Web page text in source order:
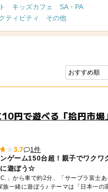
キッズカフェ
SA・PA
ティビティ その他
円で遊べる「拾円市場
3.7
1件
ゲーム150台超！親子でワクワ
遊ぼう☆
」から車で約2分、「サープラ富士
族一緒に遊ぼう♪ テーマは「日本一の